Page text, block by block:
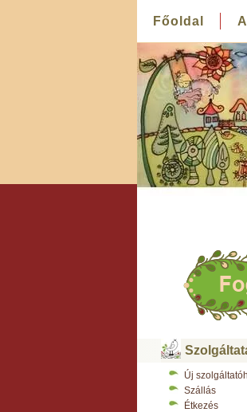
Főoldal
Új
Szállás
Étkezés